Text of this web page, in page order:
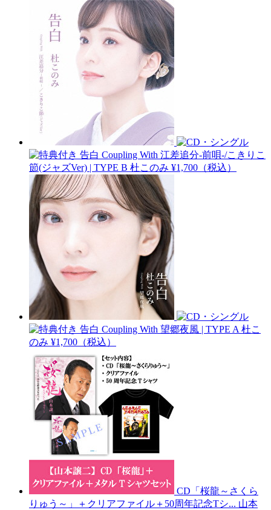
告白 Coupling With 江差追分-前唄-/こきりこ
節(ジャズVer) | TYPE B 杜このみ ¥1,700（税込）
告白 Coupling With 望郷夜風 | TYPE A 杜こ
のみ ¥1,700（税込）
CD「桜龍～さくら
りゅう～」＋クリアファイル＋50周年記念Tシ... 山本